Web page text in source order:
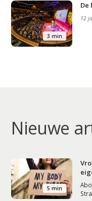
3 min
De
12
Nieuwe
5 min